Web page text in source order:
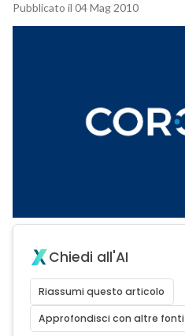
Pubblicato il 04 Mag 2010
Chiedi all'AI
Riassumi questo articolo
Approfondisci con altre fonti